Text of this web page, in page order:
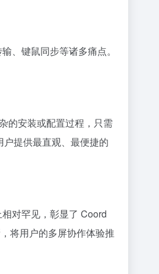
、键鼠同步等诸多痛点。
的安装或配置过程，只需
提供最直观、最便捷的
对罕见，彰显了 Coord
将用户的多屏协作体验推